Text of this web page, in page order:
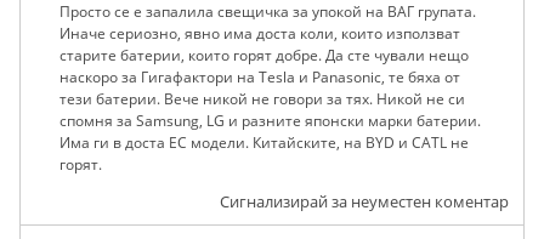
Просто се е запалила свещичка за упокой на ВАГ групата.
Иначе сериозно, явно има доста коли, които използват
старите батерии, които горят добре. Да сте чували нещо
наскоро за Гигафактори на Tesla и Panasonic, те бяха от
тези батерии. Вече никой не говори за тях. Никой не си
спомня за Samsung, LG и разните японски марки батерии.
Има ги в доста ЕС модели. Китайските, на BYD и CATL не
горят.
Сигнализирай за неуместен коментар